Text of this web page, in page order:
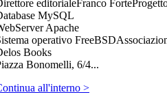
editorialeFranco
MySQL
Apache
operativo
Books
Bonomelli, 6/4...
all'interno >